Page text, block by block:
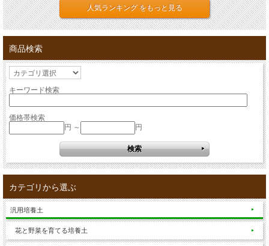
人気ランキング をもっと見る
商品検索
キーワード検索
価格帯検索
円 ～
円
カテゴリから選ぶ
汎用培養土
花と野菜を育てる培養土